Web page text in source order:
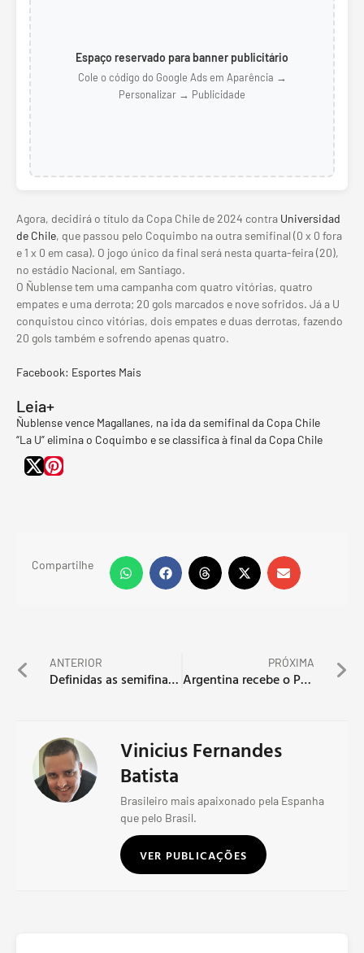
Espaço reservado para banner publicitário
Cole o código do Google Ads em Aparência →
Personalizar → Publicidade
Agora, decidirá o título da Copa Chile de 2024 contra Universidad
de Chile, que passou pelo Coquimbo na outra semifinal (0 x 0 fora
e 1 x 0 em casa). O jogo único da final será nesta quarta-feira (20),
no estádio Nacional, em Santiago.
O Ñublense tem uma campanha com quatro vitórias, quatro
empates e uma derrota; 20 gols marcados e nove sofridos. Já a U
conquistou cinco vitórias, dois empates e duas derrotas, fazendo
20 gols também e sofrendo apenas quatro.
Facebook: Esportes Mais
Leia+
Ñublense vence Magallanes, na ida da semifinal da Copa Chile
“La U” elimina o Coquimbo e se classifica à final da Copa Chile
Compartilhe
ANTERIOR
Definidas as semifinais da segundona argentina
PRÓXIMA
Argentina recebe o Peru em La Bombonera
Vinicius Fernandes
Batista
Brasileiro mais apaixonado pela Espanha
que pelo Brasil.
VER PUBLICAÇÕES